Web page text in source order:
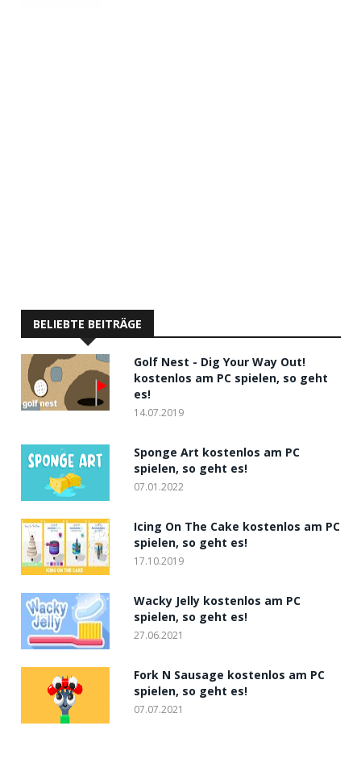
BELIEBTE BEITRÄGE
Golf Nest - Dig Your Way Out!
kostenlos am PC spielen, so geht
es!
14.07.2019
Sponge Art kostenlos am PC
spielen, so geht es!
07.01.2022
Icing On The Cake kostenlos am PC
spielen, so geht es!
17.10.2019
Wacky Jelly kostenlos am PC
spielen, so geht es!
27.06.2021
Fork N Sausage kostenlos am PC
spielen, so geht es!
07.07.2021